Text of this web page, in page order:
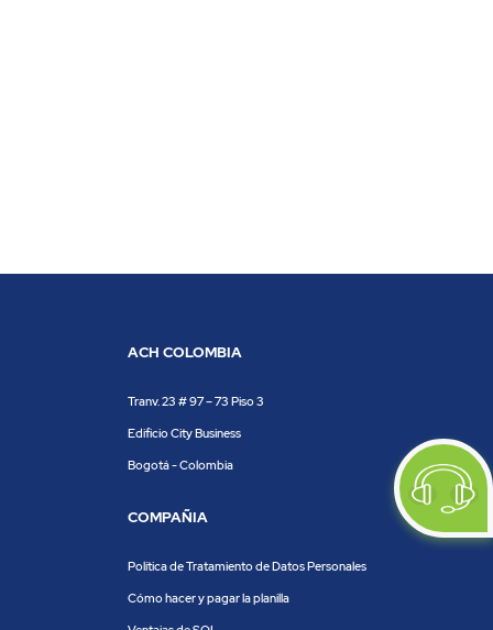
ACH COLOMBIA
Tranv. 23 # 97 – 73 Piso 3
Edificio City Business
Bogotá - Colombia
COMPAÑIA
Política de Tratamiento de Datos Personales
Cómo hacer y pagar la planilla